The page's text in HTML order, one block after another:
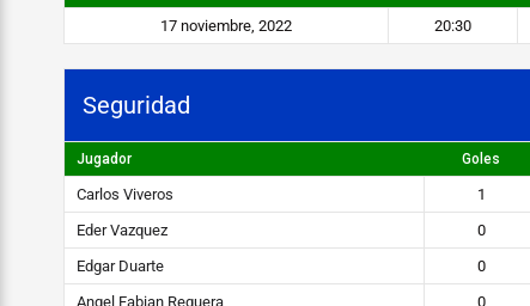
H
r
t
z
STEIBI
17 noviembre, 2022 20:30
Seguridad
Jugador Goles
Carlos Viveros 1
Eder Vazquez
0
Edgar Duarte
0
Angel Fabian Reguera
0